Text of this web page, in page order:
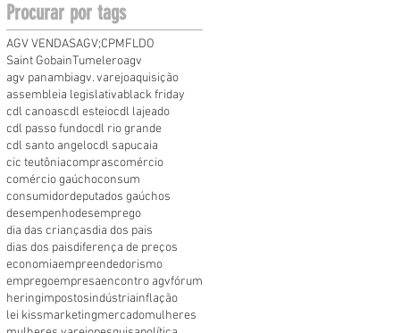
Procurar por tags
AGV VENDASAGV;CPMFLDO
Saint GobainTumeleroagv
agv panambiagv. varejoaquisição
assembleia legislativablack friday
cdl canoascdl esteiocdl lajeado
cdl passo fundocdl rio grande
cdl santo angelocdl sapucaia
cic teutôniacomprascomércio
comércio gaúchoconsum
consumidordeputados gaúchos
desempenhodesemprego
dia das criançasdia dos pais
dias dos paisdiferença de preços
economiaempreendedorismo
empregoempresaencontro agvfórum
heringimpostosindústriainflação
lei kissmarketingmercadomulheres